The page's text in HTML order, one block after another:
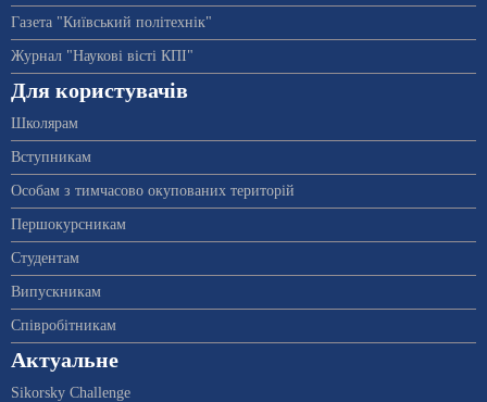
Газета "Київський політехнік"
Журнал "Наукові вісті КПІ"
Для користувачів
Школярам
Вступникам
Особам з тимчасово окупованих територій
Першокурсникам
Студентам
Випускникам
Співробітникам
Актуальне
Sikorsky Challenge